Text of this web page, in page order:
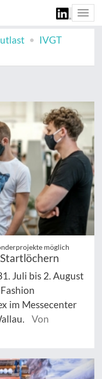
IVGT
möglich
Juli bis 2. August
im Messecenter
Von